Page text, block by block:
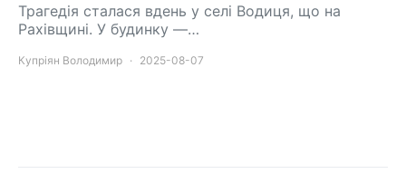
Трагедія сталася вдень у селі Водиця, що на
Рахівщині. У будинку —…
Купріян Володимир 2025-08-07